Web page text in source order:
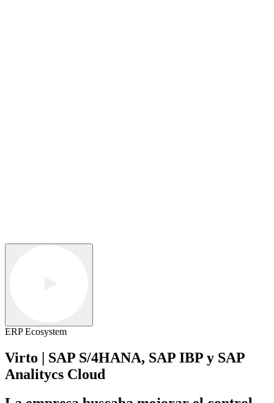
ERP Ecosystem
Virto | SAP S/4HANA, SAP IBP y SAP
Analitycs Cloud